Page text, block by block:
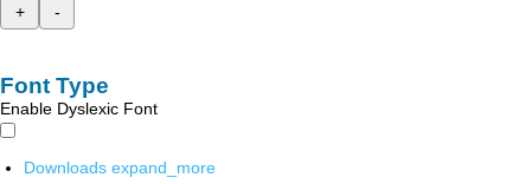
+
-
Font Type
Enable Dyslexic Font
Downloads expand_more